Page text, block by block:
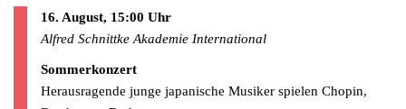
16. August, 15:00 Uhr
Alfred Schnittke Akademie International
Sommerkonzert
Herausragende junge japanische Musiker spielen Chopin,